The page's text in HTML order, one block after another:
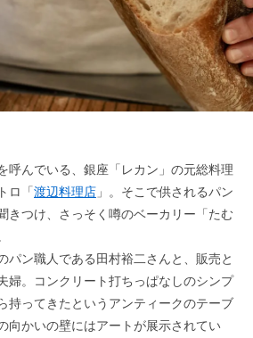
呼んでいる、銀座「レカン」の元総料理
ロ「渡辺料理店 」。そこで供されるパン
きつけ、さっそく噂のベーカリー「たむ
パン職人である田村裕二さんと、販売と
婦。コンクリート打ちっぱなしのシンプ
持ってきたというアンティークのテーブ
向かいの壁にはアートが展示されてい